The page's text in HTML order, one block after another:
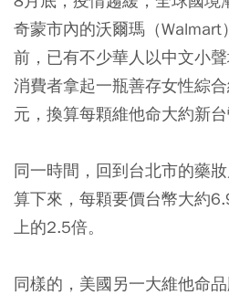
奇蒙市內的沃爾瑪（Walmart
前，已有不少華人以中文小
消費者拿起一瓶善存女性綜
元，換算每顆維他命大約新台
同一時間，回到台北市的藥
算下來，每顆要價台幣大約
上的2.5倍。
同樣的，美國另一大維他命